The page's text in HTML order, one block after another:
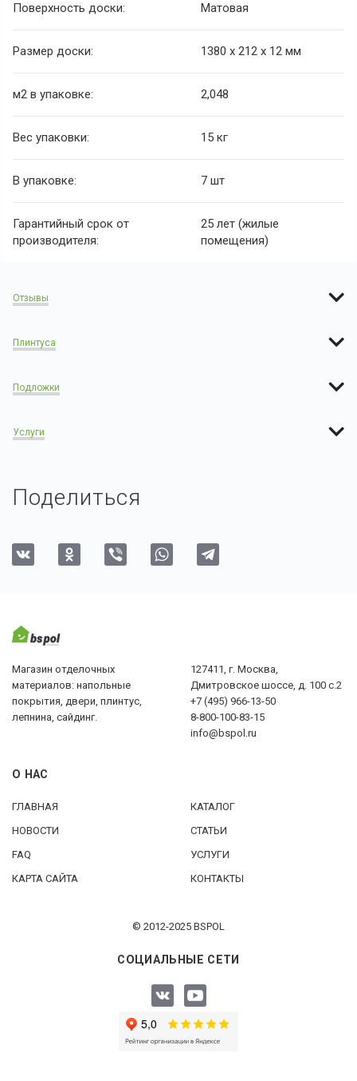
Поверхность доски: Матовая
Размер доски: 1380 х 212 х 12 мм
м2 в упаковке: 2,048
Вес упаковки: 15 кг
В упаковке: 7 шт
Гарантийный срок от
производителя:
25 лет (жилые
помещения)
Отзывы
Плинтуса
Подложки
Услуги
Поделиться
Магазин отделочных
материалов: напольные
покрытия, двери, плинтус,
лепнина, сайдинг.
127411, г. Москва,
Дмитровское шоссе, д. 100 с.2
+7 (495) 966-13-50
8-800-100-83-15
info@bspol.ru
О НАС
ГЛАВНАЯ
КАТАЛОГ
НОВОСТИ
СТАТЬИ
FAQ
УСЛУГИ
КАРТА САЙТА
КОНТАКТЫ
© 2012-2025 BSPOL
СОЦИАЛЬНЫЕ СЕТИ